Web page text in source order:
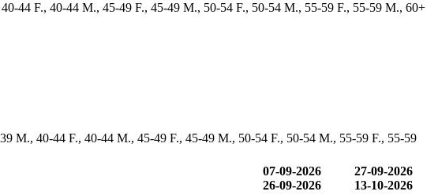
44 F., 40-44 M., 45-49 F., 45-49 M., 50-54 F., 50-54 M., 55-59 F., 55-59 M., 60+
M., 40-44 F., 40-44 M., 45-49 F., 45-49 M., 50-54 F., 50-54 M., 55-59 F., 55-59
07-09-2026
26-09-2026
27-09-2026
13-10-2026